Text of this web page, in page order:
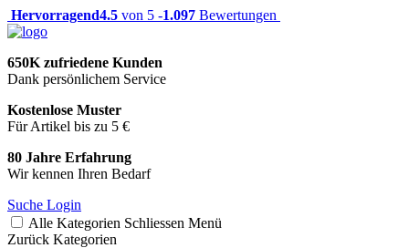
Hervorragend4.5 von 5 -1.097 Bewertungen
650K zufriedene Kunden
Dank persönlichem Service
Kostenlose Muster
Für Artikel bis zu 5 €
80 Jahre Erfahrung
Wir kennen Ihren Bedarf
Suche Login
Alle Kategorien Schliessen Menü
Zurück Kategorien